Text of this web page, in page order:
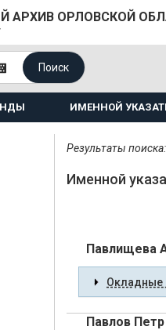
АРХИВ ОРЛОВСКОЙ
Поиск
ИМЕННОЙ
Результаты
Именной
Павлищева
Окладные
Павлов Петр